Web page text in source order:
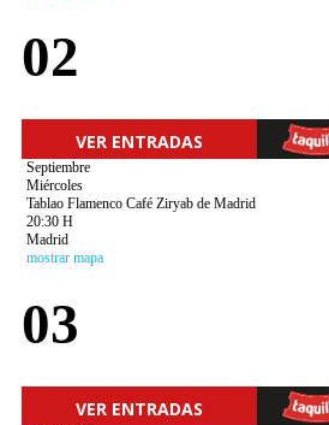
02
VER ENTRADAS
Septiembre
Miércoles
Tablao Flamenco Café Ziryab de Madrid
20:30 H
Madrid
mostrar mapa
03
VER ENTRADAS